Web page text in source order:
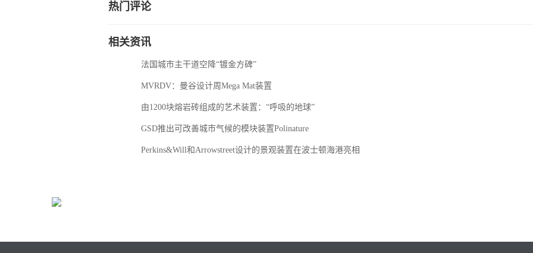
热门评论
相关资讯
法国城市主干道空降“镀金方碑”
MVRDV：曼谷设计周Mega Mat装置
由1200块熔岩砖组成的艺术装置：“呼吸的地球”
GSD推出可改善城市气候的模块装置Polinature
Perkins&Will和Arrowstreet设计的景观装置在波士顿海港亮相